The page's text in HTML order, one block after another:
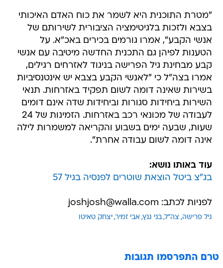
"מטרת התוכנית היא לשמר את כוח האדם האיכותי
בצבא ולזכות בלגיטימציה הציבורית לשירותם של
אנשי הקבע", אמרו גורמים בכירים באכ"א. על
הטענות לפיהן גם התכנית החדשה מיטיבה עם אנשי
קבע מבחינת גיל הפרישה בניגוד לאזרחים רגילים,
אמרו בצה"ל כי "לאנשי הקבע בצבא יש אינטנסיביות
בשירות שאינה דומה לשום תפקיד באזרחות. תנאי
השירות ביחידות סגורות וביחידות שדה אינם דומים
לעבודה של מכונאי רכב באזרחות. הזמינות של 24
שעות, שבעה ימים בשבוע והקריאה למשמרות לילה
אינה דומה לשום עבודה אחרת".
עוד באותו נושא:
בג"צ ביטל הוצאת שוטרים לפנסיה בגיל 57
לפניות לכתב: joshjosh@walla.com
גיל פרישה צה"ל בני גנץ אבי זמיר יצחק טאיטו
טרם התפרסמו תגובות